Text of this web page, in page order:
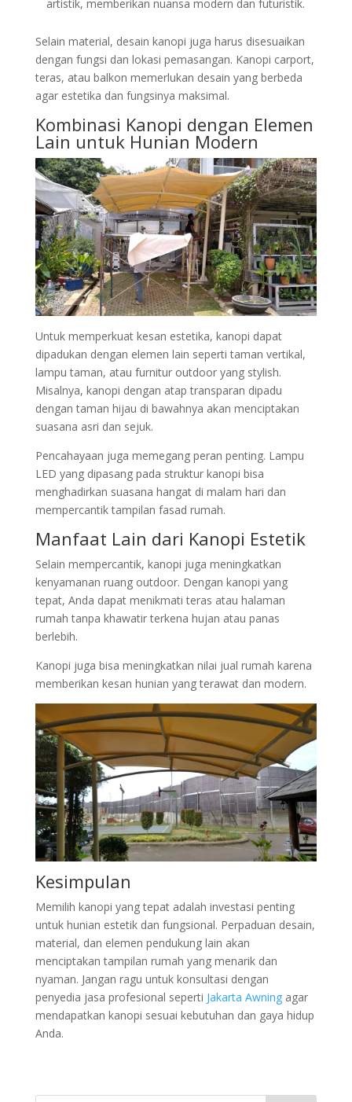
artistik, memberikan nuansa modern dan futuristik.
Selain material, desain kanopi juga harus disesuaikan
dengan fungsi dan lokasi pemasangan. Kanopi carport,
teras, atau balkon memerlukan desain yang berbeda
agar estetika dan fungsinya maksimal.
Kombinasi Kanopi dengan Elemen
Lain untuk Hunian Modern
Untuk memperkuat kesan estetika, kanopi dapat
dipadukan dengan elemen lain seperti taman vertikal,
lampu taman, atau furnitur outdoor yang stylish.
Misalnya, kanopi dengan atap transparan dipadu
dengan taman hijau di bawahnya akan menciptakan
suasana asri dan sejuk.
Pencahayaan juga memegang peran penting. Lampu
LED yang dipasang pada struktur kanopi bisa
menghadirkan suasana hangat di malam hari dan
mempercantik tampilan fasad rumah.
Manfaat Lain dari Kanopi Estetik
Selain mempercantik, kanopi juga meningkatkan
kenyamanan ruang outdoor. Dengan kanopi yang
tepat, Anda dapat menikmati teras atau halaman
rumah tanpa khawatir terkena hujan atau panas
berlebih.
Kanopi juga bisa meningkatkan nilai jual rumah karena
memberikan kesan hunian yang terawat dan modern.
Kesimpulan
Memilih kanopi yang tepat adalah investasi penting
untuk hunian estetik dan fungsional. Perpaduan desain,
material, dan elemen pendukung lain akan
menciptakan tampilan rumah yang menarik dan
nyaman. Jangan ragu untuk konsultasi dengan
penyedia jasa profesional seperti Jakarta Awning agar
mendapatkan kanopi sesuai kebutuhan dan gaya hidup
Anda.